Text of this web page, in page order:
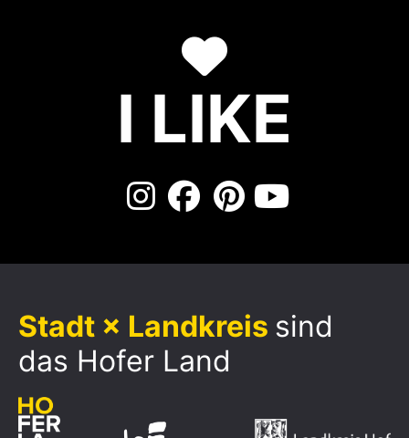
I LIKE
Stadt × Landkreis sind
das Hofer Land